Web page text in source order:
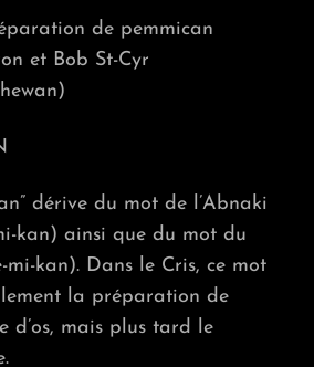
de pemmican
et Bob St-Cyr
dérive du mot de l’Abnaki
kan) ainsi que du mot du
kan). Dans le Cris, ce mot
la préparation de
d’os, mais plus tard le